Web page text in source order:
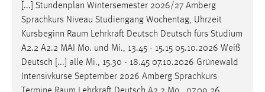
[...] Stundenplan Wintersemester 2026/27 Amberg
Sprachkurs Niveau Studiengang Wochentag, Uhrzeit
Kursbeginn Raum Lehrkraft Deutsch Deutsch fürs Studium
A2.2 A2.2 MAI Mo. und Mi., 13.45 - 15.15 05.10.2026 Weiß
Deutsch [...] alle Mi., 15.30 - 18.45 07.10.2026 Grünewald
Intensivkurse September 2026 Amberg Sprachkurs